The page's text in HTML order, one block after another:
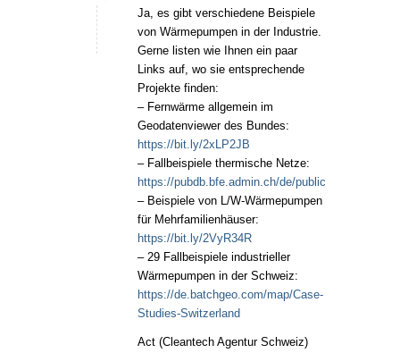
Ja, es gibt verschiedene Beispiele
von Wärmepumpen in der Industrie.
Gerne listen wie Ihnen ein paar
Links auf, wo sie entsprechende
Projekte finden:
– Fernwärme allgemein im
Geodatenviewer des Bundes:
https://bit.ly/2xLP2JB
– Fallbeispiele thermische Netze:
https://pubdb.bfe.admin.ch/de/publication/
– Beispiele von L/W-Wärmepumpen
für Mehrfamilienhäuser:
https://bit.ly/2VyR34R
– 29 Fallbeispiele industrieller
Wärmepumpen in der Schweiz:
https://de.batchgeo.com/map/Case-
Studies-Switzerland
Act (Cleantech Agentur Schweiz)